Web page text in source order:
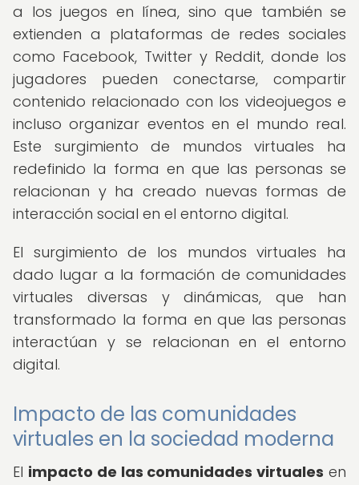
a los juegos en línea, sino que también se
extienden a plataformas de redes sociales
como Facebook, Twitter y Reddit, donde los
jugadores pueden conectarse, compartir
contenido relacionado con los videojuegos e
incluso organizar eventos en el mundo real.
Este surgimiento de mundos virtuales ha
redefinido la forma en que las personas se
relacionan y ha creado nuevas formas de
interacción social en el entorno digital.
El surgimiento de los mundos virtuales ha
dado lugar a la formación de comunidades
virtuales diversas y dinámicas, que han
transformado la forma en que las personas
interactúan y se relacionan en el entorno
digital.
Impacto de las comunidades
virtuales en la sociedad moderna
El impacto de las comunidades virtuales en